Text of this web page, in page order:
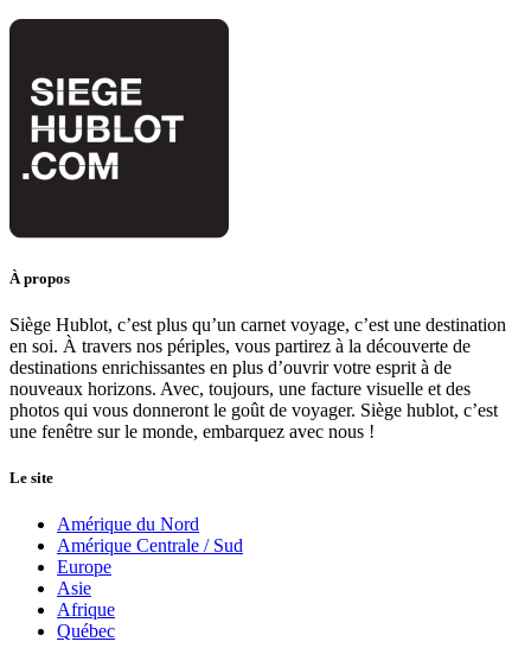
À propos
Siège Hublot, c’est plus qu’un carnet voyage, c’est une destination
en soi. À travers nos périples, vous partirez à la découverte de
destinations enrichissantes en plus d’ouvrir votre esprit à de
nouveaux horizons. Avec, toujours, une facture visuelle et des
photos qui vous donneront le goût de voyager. Siège hublot, c’est
une fenêtre sur le monde, embarquez avec nous !
Le site
Amérique du Nord
Amérique Centrale / Sud
Europe
Asie
Afrique
Québec